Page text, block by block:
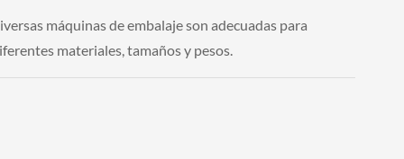
máquinas de embalaje son adecuadas para
materiales, tamaños y pesos.